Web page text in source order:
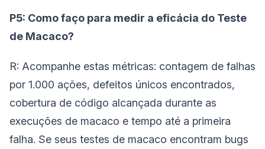
P5: Como faço para medir a eficácia do Teste
de Macaco?
R: Acompanhe estas métricas: contagem de falhas
por 1.000 ações, defeitos únicos encontrados,
cobertura de código alcançada durante as
execuções de macaco e tempo até a primeira
falha. Se seus testes de macaco encontram bugs